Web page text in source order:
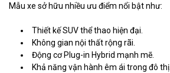
Mẫu xe sở hữu nhiều ưu điểm nổi bật như:
Thiết kế SUV thể thao hiện đại.
Không gian nội thất rộng rãi.
Động cơ Plug-in Hybrid mạnh mẽ.
Khả năng vận hành êm ái trong đô thị.